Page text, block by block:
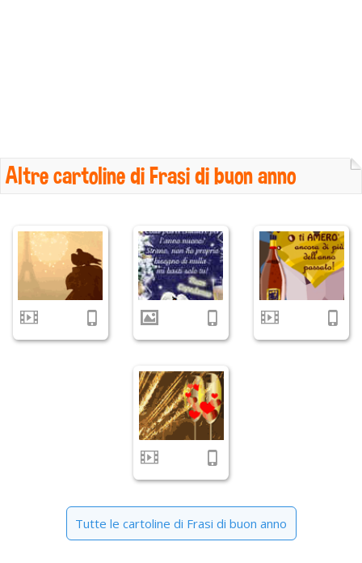
Altre cartoline di Frasi di buon anno
Tutte le cartoline di Frasi di buon anno